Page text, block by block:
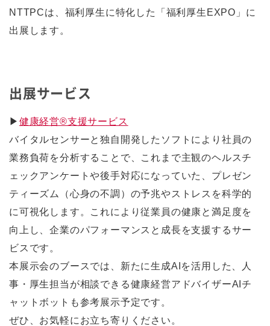
NTTPCは、福利厚生に特化した「福利厚生EXPO」に
出展します。
出展サービス
▶ 健康経営®支援サービス
バイタルセンサーと独自開発したソフトにより社員の
業務負荷を分析することで、これまで主観のヘルスチ
ェックアンケートや後手対応になっていた、プレゼン
ティーズム（心身の不調）の予兆やストレスを科学的
に可視化します。これにより従業員の健康と満足度を
向上し、企業のパフォーマンスと成長を支援するサー
ビスです。
本展示会のブースでは、新たに生成AIを活用した、人
事・厚生担当が相談できる健康経営アドバイザーAIチ
ャットボットも参考展示予定です。
ぜひ、お気軽にお立ち寄りください。